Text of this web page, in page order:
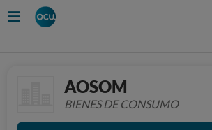
AOSOM
BIENES DE CONSUMO